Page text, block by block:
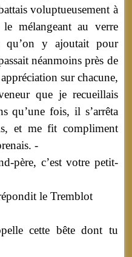
voluptueusement à
mélangeant au verre
y ajoutait pour
néanmoins près de
sur chacune,
que je recueillais
qu’une fois, il s’arrêta
et me fit compliment
-
père, c’est votre petit-
le Tremblot
cette bête dont tu